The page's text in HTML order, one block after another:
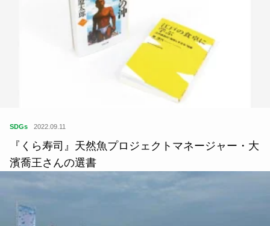
SDGs 2022.09.11
『くら寿司』天然魚プロジェクトマネージャー・大
濱喬王さんの選書